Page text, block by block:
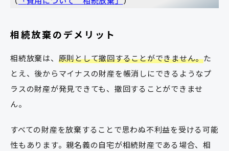
相続放棄のデメリット
相続放棄は、 原則として撤回することができません。た
とえ、後からマイナスの財産を帳消しにできるようなプ
ラスの財産が発見できても、撤回することができませ
ん。
すべての財産を放棄することで思わぬ不利益を受ける可能
性もあります。親名義の自宅が相続財産である場合、相